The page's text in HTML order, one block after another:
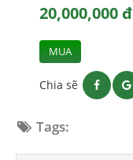
20,000,000 đ
MUA
Chia sẽ
Tags: